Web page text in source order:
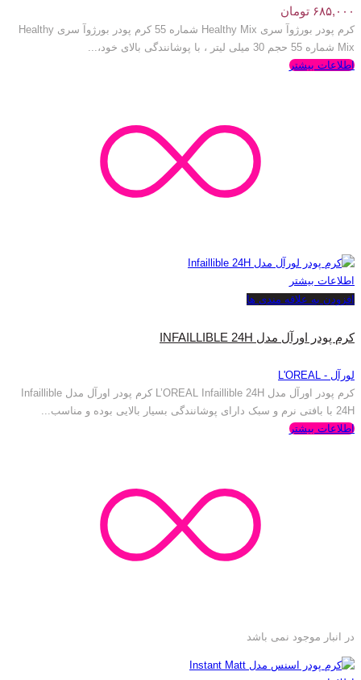
۶۸۵,۰۰۰ تومان
کرم پودر بورژوآ سری Healthy Mix شماره 55 کرم پودر بورژوآ سری Healthy
Mix شماره 55 حجم 30 میلی لیتر ، با پوشانندگی بالای خود،...
اطلاعات بیشتر
اطلاعات بیشتر
افزودن به علاقه مندی ها
کرم پودر اورآل مدل INFAILLIBLE 24H
لورآل - L'OREAL
کرم پودر اورآل مدل L’OREAL Infaillible 24H کرم پودر اورآل مدل Infaillible
24H با بافتی نرم و سبک دارای پوشانندگی بسیار بالایی بوده و مناسب...
اطلاعات بیشتر
در انبار موجود نمی باشد